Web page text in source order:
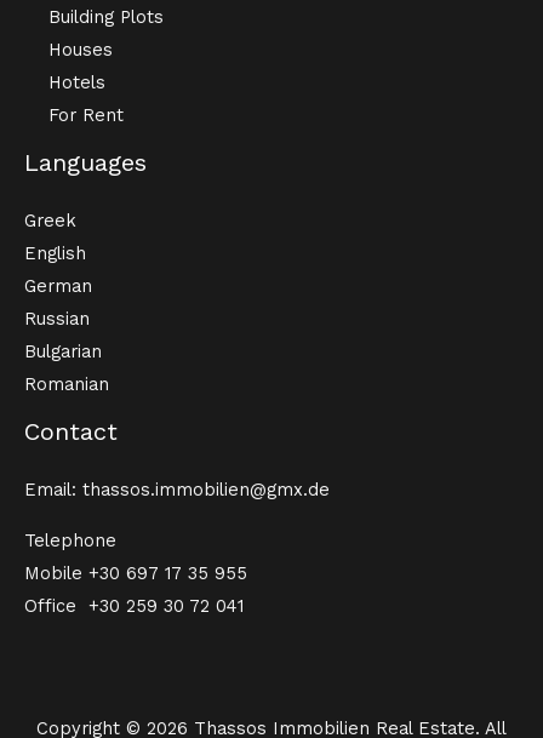
Building Plots
Houses
Hotels
For Rent
Languages
Greek
English
German
Russian
Bulgarian
Romanian
Contact
Email: thassos.immobilien@gmx.de
Telephone
Mobile +30 697 17 35 955
Office +30 259 30 72 041
Copyright © 2026 Thassos Immobilien Real Estate. All